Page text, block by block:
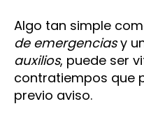
Algo tan simple
de emergenciasy
auxilios, puede ser
contratiempos que
previo aviso.